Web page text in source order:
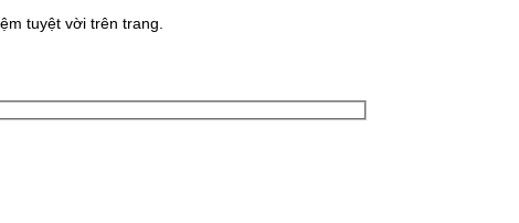
tuyệt vời trên trang.